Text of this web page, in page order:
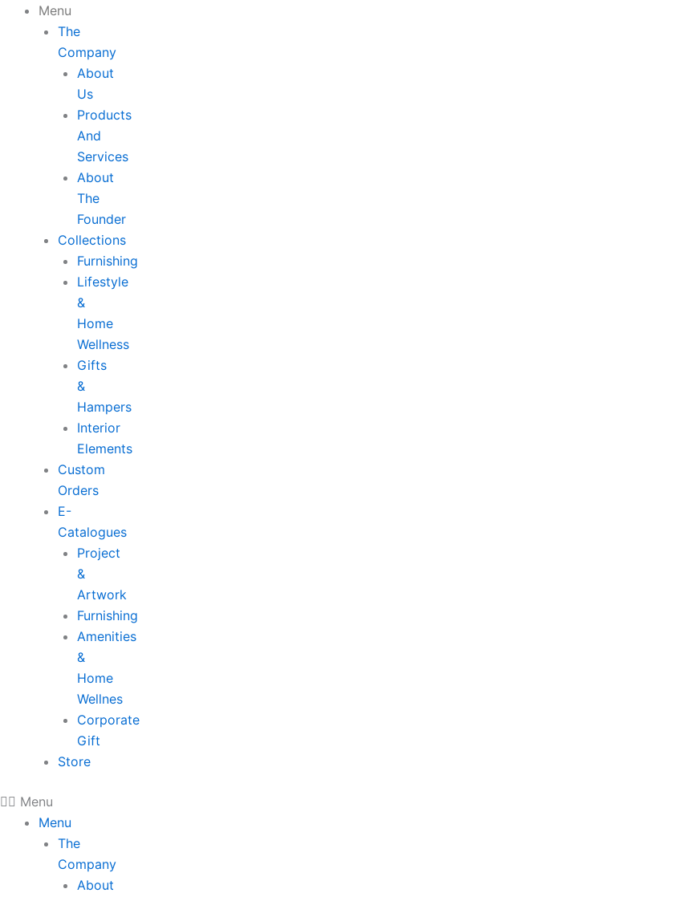
Skip
Menu
The
Company
About
Us
Products
And
Services
About
The
Founder
Collections
Furnishing
Lifestyle
&
Home
Wellness
Gifts
&
Hampers
Interior
Elements
Custom
Orders
E-
Catalogues
Project
&
Artwork
Furnishing
Amenities
&
Home
Wellnes
Corporate
Gift
Store
Menu
Menu
The
Company
About